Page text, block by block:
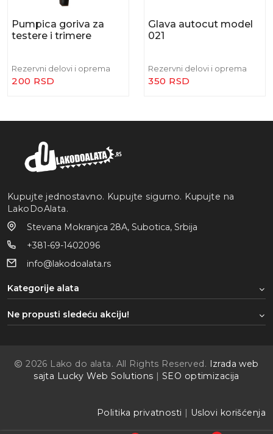
Pumpica goriva za
testere i trimere
Rezervni delovi i oprema
200 RSD
Glava autocut model
021
Rezervni delovi i oprema
350 RSD
Kupujte jednostavno. Kupujte sigurno. Kupujte na
LakoDoAlata.
Stevana Mokranjca 28A, Subotica, Srbija
+381-69-1402096
info@lakodoalata.rs
Kategorije alata
Ne propusti sledeću akciju!
2026 Lako do alata. All Rights Reserved.
Izrada web
sajta Lucky Web Solutions |SEO optimizacija
Politika privatnosti Uslovi korišćenja